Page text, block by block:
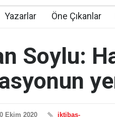
Yazarlar Öne Çıkanlar
Soylu:
Ekim 2020 iktibas-